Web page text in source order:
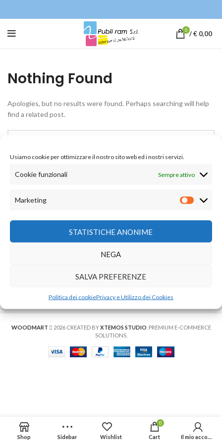
Usiamo cookie per ottimizzare il nostro sito web ed i nostri servizi.
Cookie funzionali Sempre attivo
Marketing
STATISTICHE ANONIME
NEGA
SALVA PREFERENZE
Politica dei cookiePrivacy e Utilizzo dei Cookies
0 /€ 0,00
Nothing Found
Apologies, but no results were found. Perhaps searching will help
find a related post.
You must select your brand attribute in Theme
WOODMART 2026 CREATED BYXTEMOS STUDIO . PREMIUM E-COMMERCE
SOLUTIONS.
Shop Sidebar Wishlist
0
Cart Il mio account